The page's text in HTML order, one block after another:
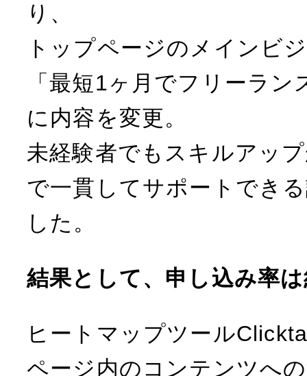
り、
トップページのメインビ
「最短1ヶ月でフリーラ
に内容を変更。
未経験者でもスキルアッ
で一貫してサポートでき
した。
結果として、申し込み率
ヒートマップツール
ページ内のコンテンツへ